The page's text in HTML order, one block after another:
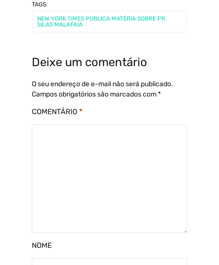
TAGS:
NEW YORK TIMES PUBLICA MATÉRIA SOBRE PR.
SILAS MALAFAIA
Deixe um comentário
O seu endereço de e-mail não será publicado.
Campos obrigatórios são marcados com*
COMENTÁRIO *
NOME